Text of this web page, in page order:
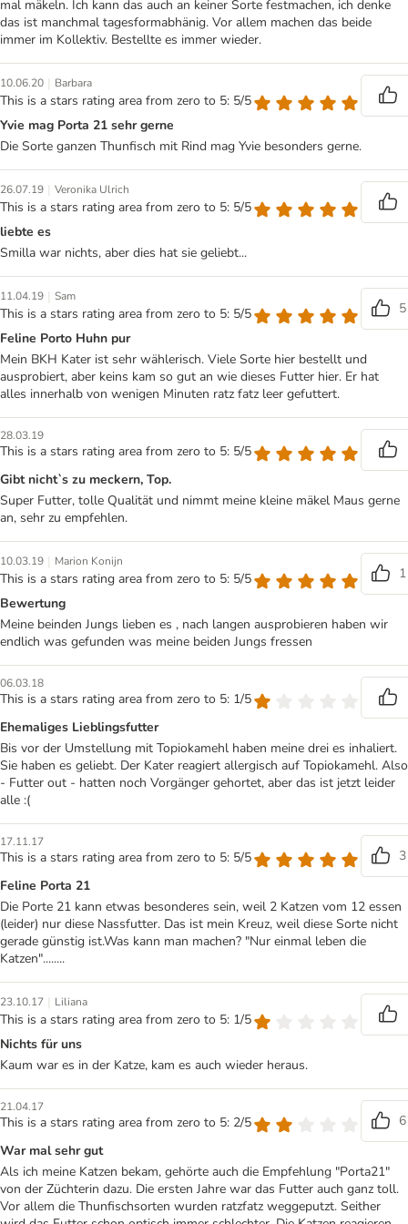
mal mäkeln. Ich kann das auch an keiner Sorte festmachen, ich denke
das ist manchmal tagesformabhänig. Vor allem machen das beide
immer im Kollektiv. Bestellte es immer wieder.
10.06.20 | Barbara
This is a stars rating area from zero to 5: 5/5
Yvie mag Porta 21 sehr gerne
Die Sorte ganzen Thunfisch mit Rind mag Yvie besonders gerne.
26.07.19 | Veronika Ulrich
This is a stars rating area from zero to 5: 5/5
liebte es
Smilla war nichts, aber dies hat sie geliebt...
11.04.19 | Sam
This is a stars rating area from zero to 5: 5/5
5
Feline Porto Huhn pur
Mein BKH Kater ist sehr wählerisch. Viele Sorte hier bestellt und
ausprobiert, aber keins kam so gut an wie dieses Futter hier. Er hat
alles innerhalb von wenigen Minuten ratz fatz leer gefuttert.
28.03.19
This is a stars rating area from zero to 5: 5/5
Gibt nicht`s zu meckern, Top.
Super Futter, tolle Qualität und nimmt meine kleine mäkel Maus gerne
an, sehr zu empfehlen.
10.03.19 | Marion Konijn
This is a stars rating area from zero to 5: 5/5
1
Bewertung
Meine beinden Jungs lieben es , nach langen ausprobieren haben wir
endlich was gefunden was meine beiden Jungs fressen
06.03.18
This is a stars rating area from zero to 5: 1/5
Ehemaliges Lieblingsfutter
Bis vor der Umstellung mit Topiokamehl haben meine drei es inhaliert.
Sie haben es geliebt. Der Kater reagiert allergisch auf Topiokamehl. Also
- Futter out - hatten noch Vorgänger gehortet, aber das ist jetzt leider
alle :(
17.11.17
This is a stars rating area from zero to 5: 5/5
3
Feline Porta 21
Die Porte 21 kann etwas besonderes sein, weil 2 Katzen vom 12 essen
(leider) nur diese Nassfutter. Das ist mein Kreuz, weil diese Sorte nicht
gerade günstig ist.Was kann man machen? "Nur einmal leben die
Katzen"........
23.10.17 | Liliana
This is a stars rating area from zero to 5: 1/5
Nichts für uns
Kaum war es in der Katze, kam es auch wieder heraus.
21.04.17
This is a stars rating area from zero to 5: 2/5
6
War mal sehr gut
Als ich meine Katzen bekam, gehörte auch die Empfehlung "Porta21"
von der Züchterin dazu. Die ersten Jahre war das Futter auch ganz toll.
Vor allem die Thunfischsorten wurden ratzfatz weggeputzt. Seither